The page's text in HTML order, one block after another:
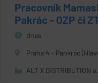
Pracovník
Pakrác - OZP či
dnes
Praha 4 - Pankrác
ALT X DISTRIBUTION